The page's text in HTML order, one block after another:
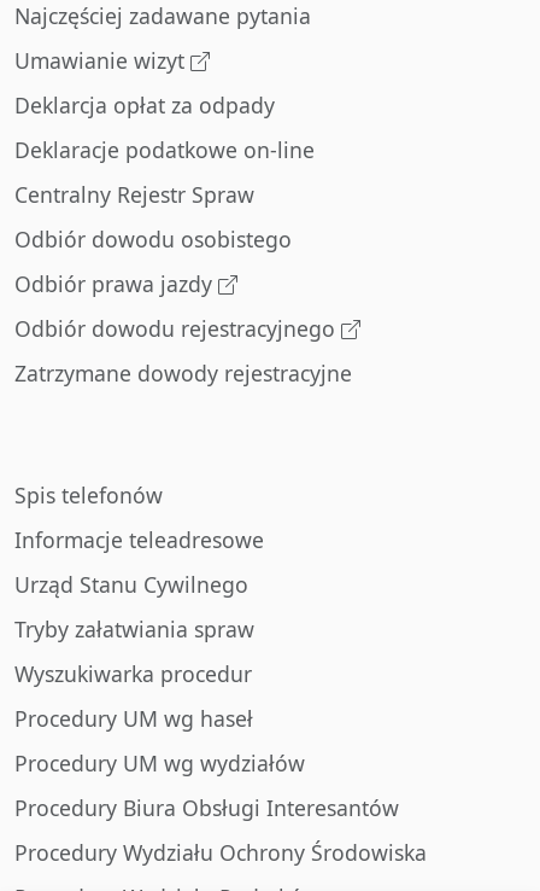
Najczęściej zadawane pytania
Umawianie wizyt
Deklarcja opłat za odpady
Deklaracje podatkowe on-line
Centralny Rejestr Spraw
Odbiór dowodu osobistego
Odbiór prawa jazdy
Odbiór dowodu rejestracyjnego
Zatrzymane dowody rejestracyjne
Spis telefonów
Informacje teleadresowe
Urząd Stanu Cywilnego
Tryby załatwiania spraw
Wyszukiwarka procedur
Procedury UM wg haseł
Procedury UM wg wydziałów
Procedury Biura Obsługi Interesantów
Procedury Wydziału Ochrony Środowiska